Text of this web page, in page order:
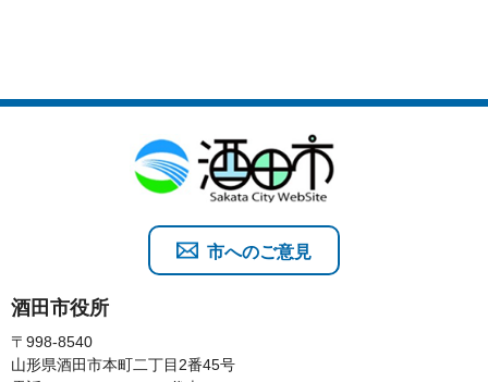
酒田市役所
〒998-8540
山形県酒田市本町二丁目2番45号
市へのご意見